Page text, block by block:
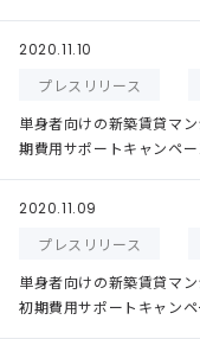
2020.11.10
プレスリリース
単身者向けの新築賃貸マ
期費用サポートキャンペ
2020.11.09
プレスリリース
単身者向けの新築賃貸マン
初期費用サポートキャン